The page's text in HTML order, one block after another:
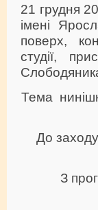
21 грудня
імені
поверх,
студії,
Тема
До
З